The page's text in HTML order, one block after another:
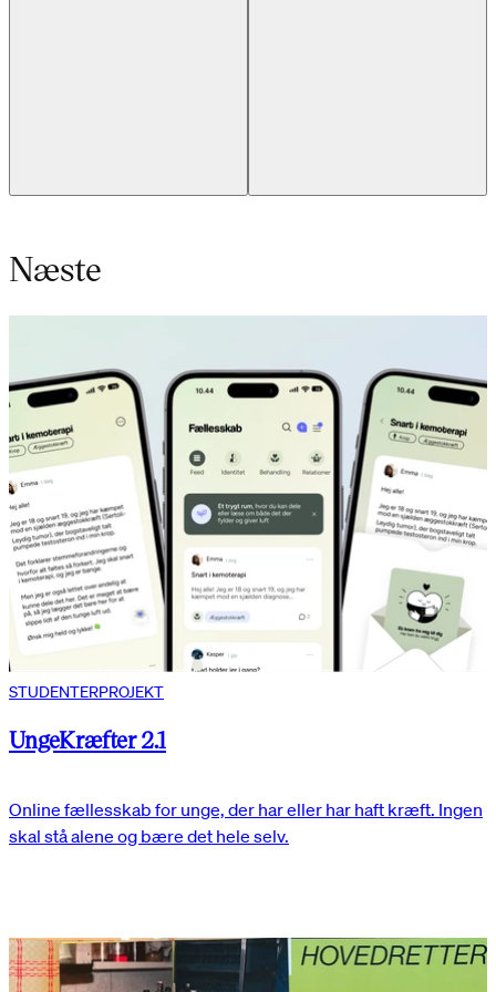
Næste
STUDENTERPROJEKT
UngeKræfter 2.1
Online fællesskab for unge, der har eller har haft kræft. Ingen
skal stå alene og bære det hele selv.